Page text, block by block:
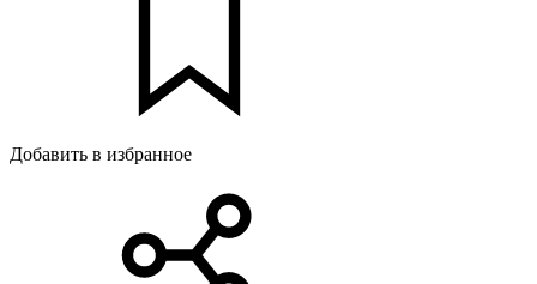
Добавить в избранное